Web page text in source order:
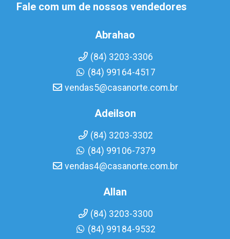
Fale com um de nossos vendedores
Abrahao
(84) 3203-3306
(84) 99164-4517
vendas5@casanorte.com.br
Adeilson
(84) 3203-3302
(84) 99106-7379
vendas4@casanorte.com.br
Allan
(84) 3203-3300
(84) 99184-9532